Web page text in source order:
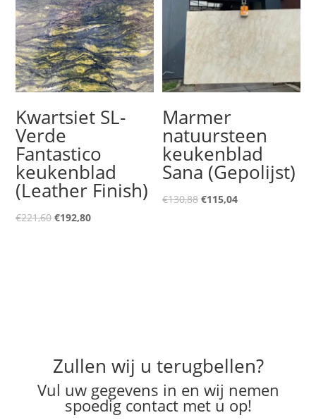
Kwartsiet SL-
Verde
Fantastico
keukenblad
(Leather Finish)
€221,60Oorspronkelijke
€192,80Huidige
Marmer
natuursteen
keukenblad
Sana (Gepolijst)
€130,88 Oorspronkelijke
€115,04Huidige
Zullen wij u terugbellen?
Vul uw gegevens in en wij nemen
spoedig contact met u op!